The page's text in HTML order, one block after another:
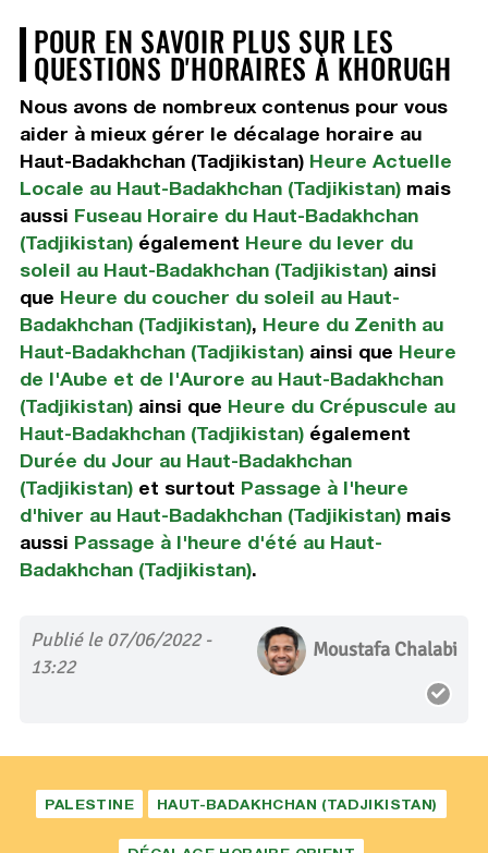
POUR EN SAVOIR PLUS SUR LES
QUESTIONS D'HORAIRES À KHORUGH
Nous avons de nombreux contenus pour vous
aider à mieux gérer le décalage horaire au
Haut-Badakhchan (Tadjikistan) Heure Actuelle
Locale au Haut-Badakhchan (Tadjikistan)mais
aussi Fuseau Horaire du Haut-Badakhchan
(Tadjikistan)également Heure du lever du
soleil au Haut-Badakhchan (Tadjikistan)ainsi
que Heure du coucher du soleil au Haut-
Badakhchan (Tadjikistan), Heure du Zenith au
Haut-Badakhchan (Tadjikistan)ainsi que Heure
de l'Aube et de l'Aurore au Haut-Badakhchan
(Tadjikistan)ainsi que Heure du Crépuscule au
Haut-Badakhchan (Tadjikistan)également
Durée du Jour au Haut-Badakhchan
(Tadjikistan)et surtout Passage à l'heure
d'hiver au Haut-Badakhchan (Tadjikistan)mais
aussi Passage à l'heure d'été au Haut-
Badakhchan (Tadjikistan).
Publié le 07/06/2022 -
13:22
Moustafa Chalabi
PALESTINE HAUT-BADAKHCHAN (TADJIKISTAN)